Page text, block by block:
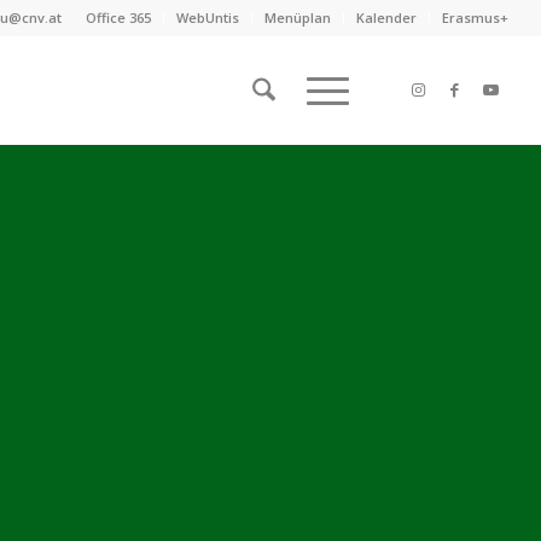
Office 365 WebUntis Menüplan Kalender Erasmus+